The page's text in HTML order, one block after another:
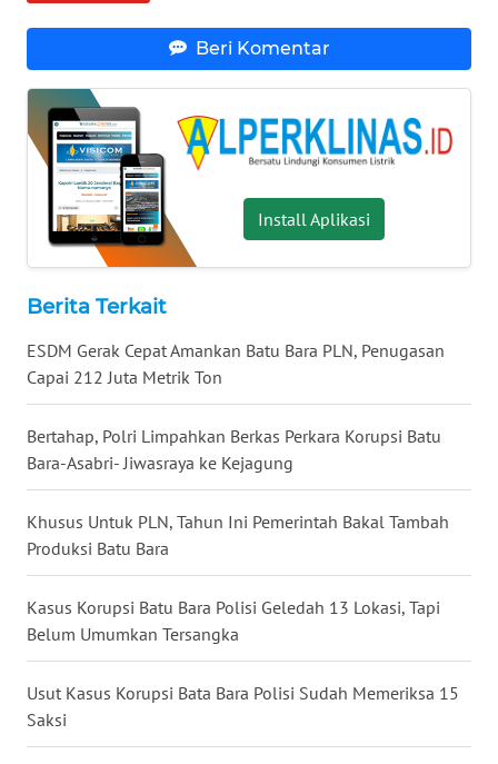
Beri Komentar
Install Aplikasi
Berita Terkait
ESDM Gerak Cepat Amankan Batu Bara PLN, Penugasan
Capai 212 Juta Metrik Ton
Bertahap, Polri Limpahkan Berkas Perkara Korupsi Batu
Bara-Asabri- Jiwasraya ke Kejagung
Khusus Untuk PLN, Tahun Ini Pemerintah Bakal Tambah
Produksi Batu Bara
Kasus Korupsi Batu Bara Polisi Geledah 13 Lokasi, Tapi
Belum Umumkan Tersangka
Usut Kasus Korupsi Bata Bara Polisi Sudah Memeriksa 15
Saksi
WN
KALSEL
WN
KALTIM
WN
SULUT
MALUKU
MALUT
DAIRI
WN